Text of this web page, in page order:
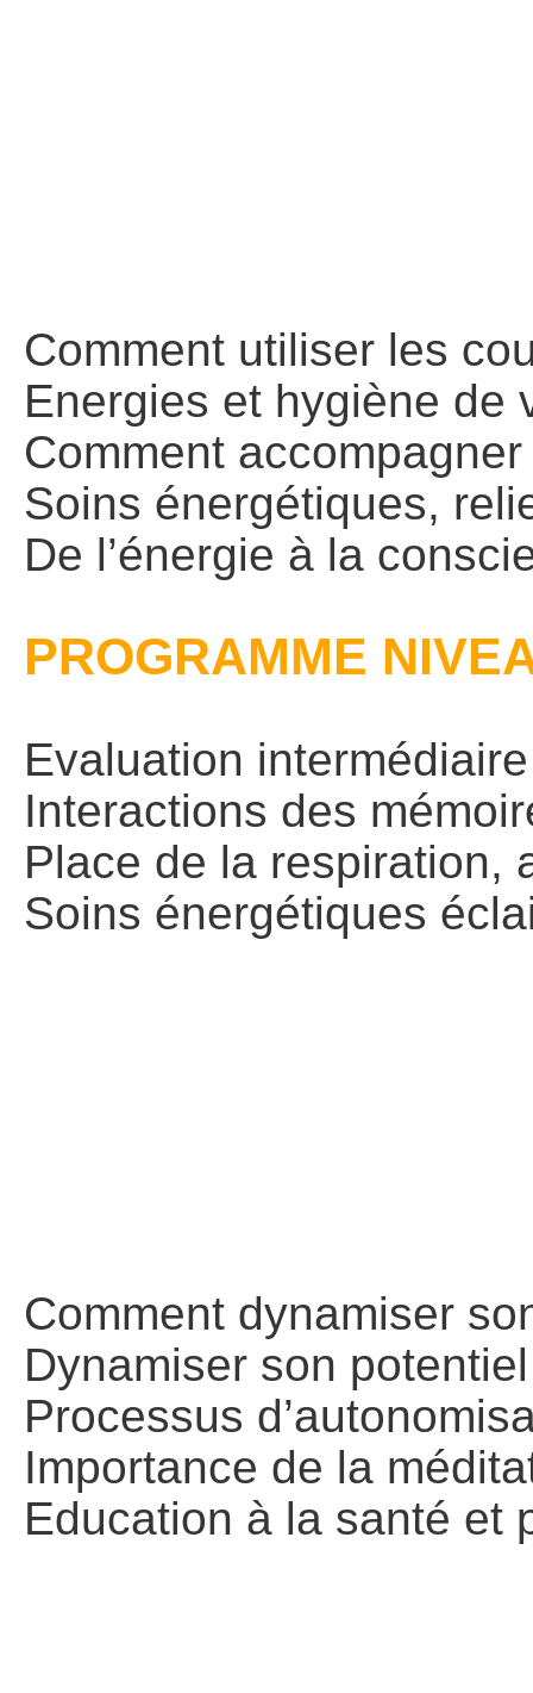
Comment utiliser les
Energies et hygiène de
Comment
Soins énergétiques,
De l’énergie à la
PROGRAMME
Evaluation
Interactions des
Place de la respiration,
Soins énergétiques
Comment dynamiser
Dynamiser son
Processus
Importance de la
Education à la santé et